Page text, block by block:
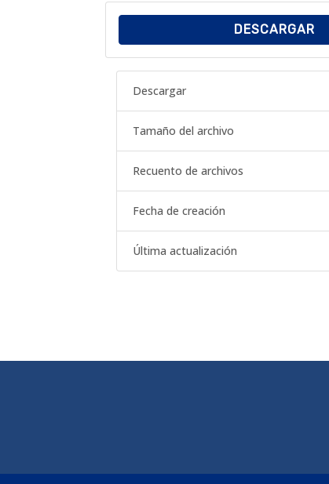
DESCARGAR
Descargar
Tamaño del archivo
Recuento de archivos
Fecha de creación
Última actualización